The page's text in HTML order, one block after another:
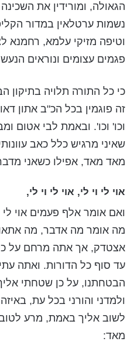
הגאולה, ומורידין את
נשמות ערטלאין במדור
וטיפה מזיקי עלמא, רחמנא
פגמים עצומים ונוראים
כי כל התורה תלויה בתיקון
זה פוגמין בכל הכ"ב אתון
וכו' וכו'. ובאמת לבי אטום
שאיני מרגיש כלל כאב
מאד מאד, אפילו כשאני
אוי לי וי לי, אוי לי וי לי,
ואם אומר אלף פעמים אוי לי
מה אומר מה אדבר, מה
אצטדק, אך אתה מרחם על
עד סוף כל הדורות. ואתה
הבטחתנו, על כן שטחתי
ולמדני והורני בכל עת,
לשוב אליך באמת, מרע
מאד: